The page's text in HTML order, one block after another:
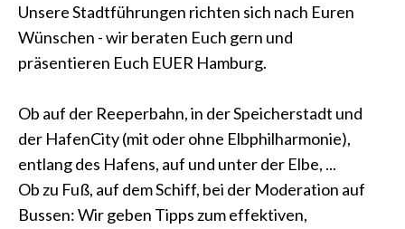
Unsere Stadtführungen richten sich nach Euren
Wünschen - wir beraten Euch gern und
präsentieren Euch EUER Hamburg.
Ob auf der Reeperbahn, in der Speicherstadt und
der HafenCity (mit oder ohne Elbphilharmonie),
entlang des Hafens, auf und unter der Elbe, ...
Ob zu Fuß, auf dem Schiff, bei der Moderation auf
Bussen: Wir geben Tipps zum effektiven,